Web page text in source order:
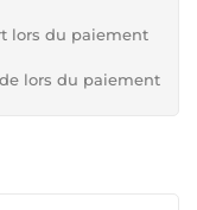
lors du paiement
lors du paiement